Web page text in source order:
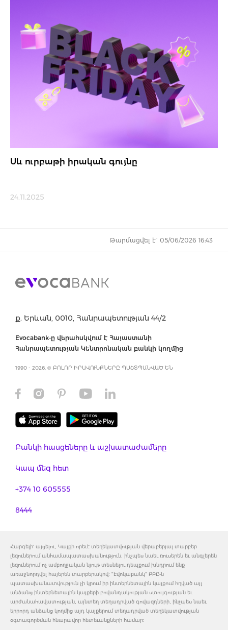
Սև ուրբաթի իրական գույնը
24.11.2025
Թարմացվել է` 05/06/2026 16:43
ք. Երևան, 0010, Հանրապետության 44/2
Evocabank-ը վերահսկվում է Հայաստանի
Հանրապետության Կենտրոնական բանկի կողմից
1990 - 2026, © ԲՈԼՈՐ ԻՐԱՎՈՒՆՔՆԵՐԸ ՊԱՇՏՊԱՆՎԱԾ ԵՆ
Բանկի հասցեները և աշխատաժամերը
Կապ մեզ հետ
+374 10 605555
8444
Հարգելի' այցելու, Կայքի որեւէ տեղեկատվության վերաբերյալ տարբեր
լեզուներում անհամապատասխանություն, ինչպես նաեւ ռուսերեն եւ անգլերեն
լեզուներում ոչ ամբողջական նյութ տեսնելու դեպքում խնդրում ենք
առաջնորդվել հայերեն տարբերակով: "Էվոկաբանկ" ԲԲԸ-ն
պատասխանատվություն չի կրում իր ինտերնետային կայքում հղված այլ
անձանց ինտերնետային կայքերի բովանդակության ստույգության եւ
արժանահավատության, այնտեղ տեղադրված գովազդների, ինչպես նաեւ
երրորդ անձանց կողմից այդ կայքերում տեղադրված տեղեկատվության
օգտագործման հնարավոր հետեւանքների համար: